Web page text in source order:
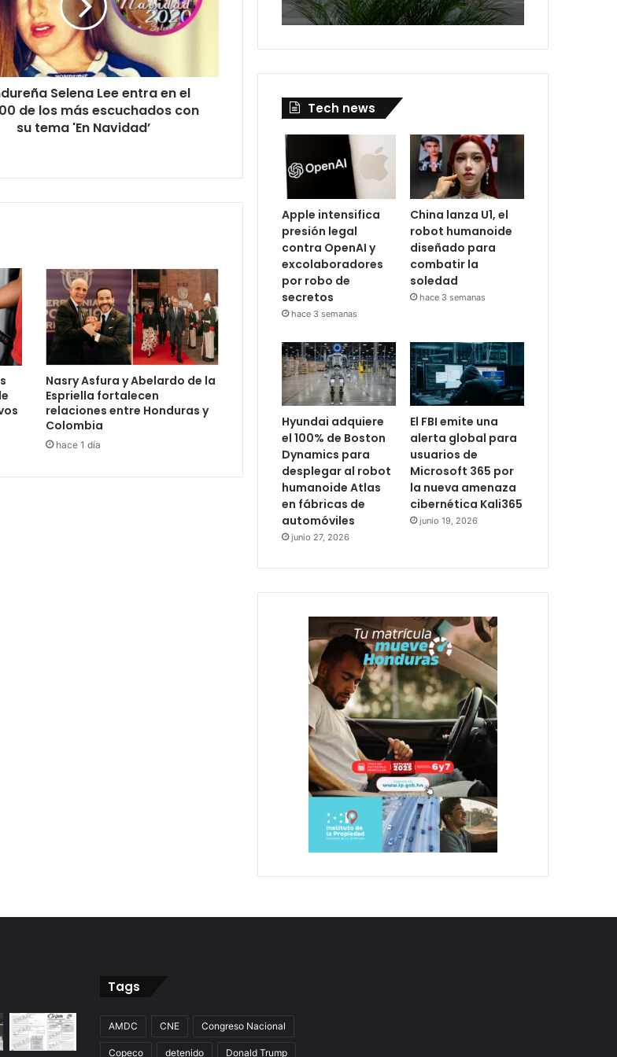
Selena Lee entra en el
de los más escuchados con
su tema 'En Navidad’
Nasry Asfura y Abelardo de la
Espriella fortalecen
relaciones entre Honduras y
Colombia
hace 1 día
Tech news
Apple intensifica
presión legal
contra OpenAI y
excolaboradores
por robo de
secretos
hace 3 semanas
China lanza U1, el
robot humanoide
diseñado para
combatir la
soledad
hace 3 semanas
Hyundai adquiere
el 100% de Boston
Dynamics para
desplegar al robot
humanoide Atlas
en fábricas de
automóviles
junio 27, 2026
El FBI emite una
alerta global para
usuarios de
Microsoft 365 por
la nueva amenaza
cibernética Kali365
junio 19, 2026
Tags
AMDC CNE Congreso Nacional
Copeco detenido Donald Trump